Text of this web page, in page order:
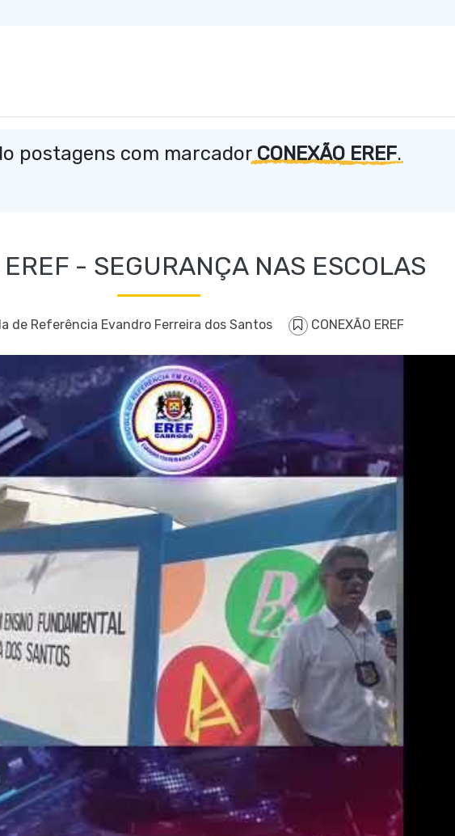
postagens com marcadorCONEXÃO EREF.
- SEGURANÇA NAS ESCOLAS
de Referência Evandro Ferreira dos Santos CONEXÃO EREF